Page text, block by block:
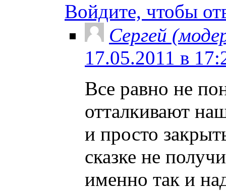
Войдите, чтобы
Сергей
17.05.2011 в
Все равно не
отталкивают
и просто
сказке не
именно так и